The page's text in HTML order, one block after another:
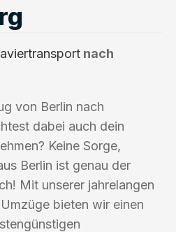
nach
von Berlin nach
dabei auch dein
Keine Sorge,
Berlin ist genau der
Mit unserer jahrelangen
bieten wir einen